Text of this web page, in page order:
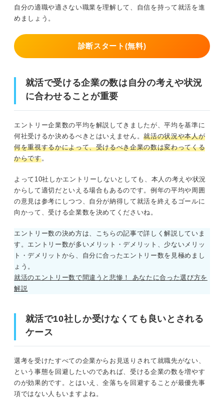
自分の適職や適さない職業を理解して、自信を持って就活を進
めましょう。
診断スタート(無料)
就活で受ける企業の数は自分の考えや状況
に合わせることが重要
エントリー企業数の平均を解説してきましたが、平均を基準に
何社受けるか決めるべきとはいえません。就活の状況や本人が
何を重視するかによって、受けるべき企業の数は変わってくる
からです。
よって10社しかエントリーしないとしても、本人の考えや状況
からして適切だといえる場合もあるのです。例年の平均や周囲
の意見は参考にしつつ、自分が納得して就活を終えるゴールに
向かって、受ける企業数を決めてくださいね。
エントリー数の決め方は、こちらの記事で詳しく解説していま
す。エントリー数が多いメリット・デメリット、少ないメリッ
ト・デメリットから、自分に合ったエントリー数を見極めまし
ょう。
就活のエントリー数で間違うと悲惨！ あなたに合った選び方を
解説
就活で10社しか受けなくても良いとされる
ケース
選考を受けたすべての企業からお見送りされて就職先がない、
という事態を回避したいのであれば、受ける企業の数を増やす
のが効果的です。とはいえ、全落ちを回避することが最優先事
項ではない人もいますよね。